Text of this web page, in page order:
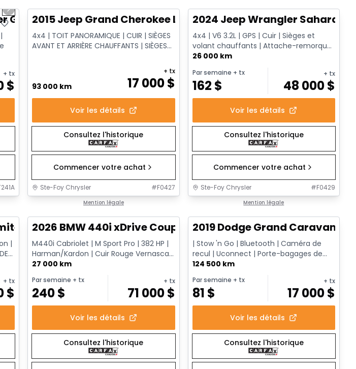
Next slide
+ tx
$
2015 Jeep Grand Cherokee Limited
4x4 | TOIT PANORAMIQUE | CUIR | SIÈGES
AVANT ET ARRIÈRE CHAUFFANTS | SIÈGES
93 000 km 17 000$
+ tx
Voir les détails
Consultez l'historique
Commencer votre achat
Ste-Foy Chrysler #F0427
Mention légale
2024 Jeep Wrangler Sahara
4x4 | V6 3.2L | GPS | Cuir | Sièges et
volant chauffants | Attache-remorque
| Démarrage à distance
26 000 km
Par semaine + tx
162 $
+ tx
48 000$
Voir les détails
Consultez l'historique
Commencer votre achat
Ste-Foy Chrysler #F0429
Mention légale
Sahara
|
+ tx
$
Très bonne offre
2026 BMW 440i xDrive Coupe
M440i Cabriolet | M Sport Pro | 382 HP |
Harman/Kardon | Cuir Rouge Vernasca |
AWD | Démarreur à dis...
27 000 km
Par semaine + tx
240$
+ tx
71 000$
Voir les détails
Consultez l'historique
Très bonne offre
2019 Dodge Grand Caravan
| Stow 'n Go | Bluetooth | Caméra de
recul | Uconnect | Porte-bagages de
toit#
124 500 km
Par semaine + tx
81 $
+ tx
17 000$
Voir les détails
Consultez l'historique